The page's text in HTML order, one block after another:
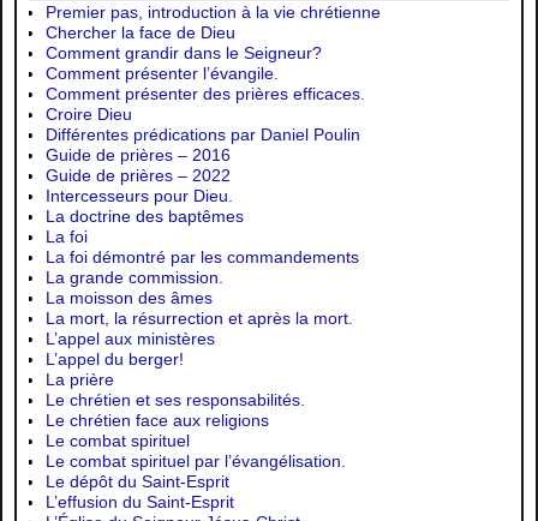
Premier pas, introduction à la vie chrétienne
Chercher la face de Dieu
Comment grandir dans le Seigneur?
Comment présenter l’évangile.
Comment présenter des prières efficaces.
Croire Dieu
Différentes prédications par Daniel Poulin
Guide de prières – 2016
Guide de prières – 2022
Intercesseurs pour Dieu.
La doctrine des baptêmes
La foi
La foi démontré par les commandements
La grande commission.
La moisson des âmes
La mort, la résurrection et après la mort.
L’appel aux ministères
L’appel du berger!
La prière
Le chrétien et ses responsabilités.
Le chrétien face aux religions
Le combat spirituel
Le combat spirituel par l’évangélisation.
Le dépôt du Saint-Esprit
L’effusion du Saint-Esprit